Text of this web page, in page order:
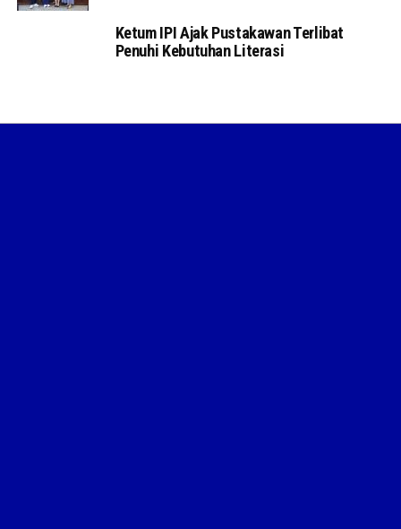
Ketum IPI Ajak Pustakawan Terlibat
Penuhi Kebutuhan Literasi